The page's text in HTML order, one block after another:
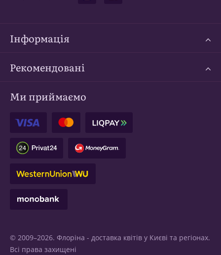
Інформація
Рекомендовані
Ми приймаємо
© 2009–2026. Флоріна - доставка квітів у Києві та регіонах.
Всі права захищені